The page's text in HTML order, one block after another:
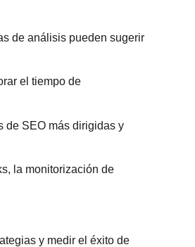
de análisis pueden sugerir
el tiempo de
de SEO más dirigidas y
la monitorización de
y medir el éxito de